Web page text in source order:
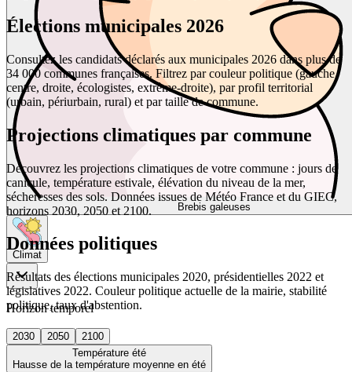
Brebis galeuses
Climat
Horizon temporel
2030 2050
2100
Température été
Hausse de la température moyenne en été
Élections municipales 2026
Consultez les candidats déclarés aux municipales 2026 dans plus de
34 000 communes françaises. Filtrez par couleur politique (gauche,
centre, droite, écologistes, extrême-droite), par profil territorial
(urbain, périurbain, rural) et par taille de commune.
Projections climatiques par commune
Découvrez les projections climatiques de votre commune : jours de
canicule, température estivale, élévation du niveau de la mer,
sécheresses des sols. Données issues de Météo France et du GIEC,
horizons 2030, 2050 et 2100.
Données politiques
Résultats des élections municipales 2020, présidentielles 2022 et
législatives 2022. Couleur politique actuelle de la mairie, stabilité
politique, taux d'abstention.